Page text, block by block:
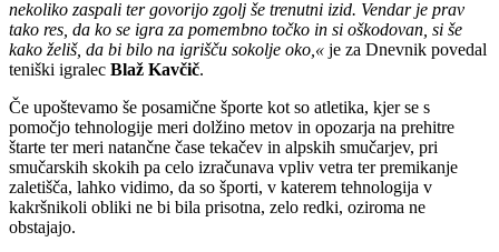
nekoliko zaspali ter govorijo zgolj še trenutni izid. Vendar je prav
tako res, da ko se igra za pomembno točko in si oškodovan, si še
kako želiš, da bi bilo na igrišču sokolje oko,« je za Dnevnik povedal
teniški igralec Blaž Kavčič.
Če upoštevamo še posamične športe kot so atletika, kjer se s
pomočjo tehnologije meri dolžino metov in opozarja na prehitre
štarte ter meri natančne čase tekačev in alpskih smučarjev, pri
smučarskih skokih pa celo izračunava vpliv vetra ter premikanje
zaletišča, lahko vidimo, da so športi, v katerem tehnologija v
kakršnikoli obliki ne bi bila prisotna, zelo redki, oziroma ne
obstajajo.